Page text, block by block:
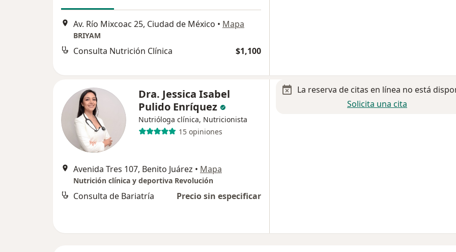
Av. Río Mixcoac 25, Ciudad de México • Mapa
BRIYAM
Consulta Nutrición Clínica $1,100
Dra. Jessica Isabel
Pulido Enríquez
Nutrióloga clínica, Nutricionista
15 opiniones
Avenida Tres 107, Benito Juárez • Mapa
Nutrición clínica y deportiva Revolución
Consulta de Bariatría Precio sin especificar
La reserva de citas en línea no está
Solicita una cita